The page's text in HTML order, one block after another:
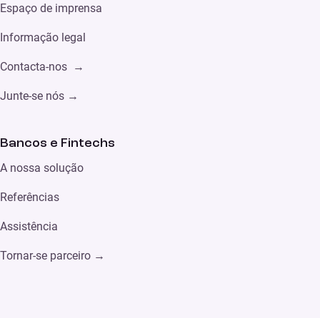
Espaço de imprensa
Informação legal
Contacta-nos →
Junte-se nós →
Bancos e Fintechs
A nossa solução
Referências
Assistência
Tornar-se parceiro →